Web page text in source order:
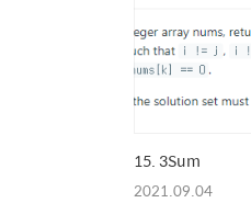
15. 3Sum
2021.09.04